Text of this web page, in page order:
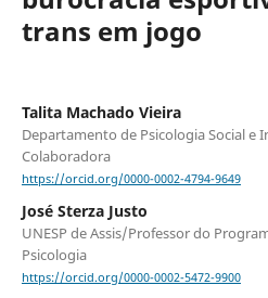
trans em jogo
Talita Machado Vieira
Departamento de Psicologia Social e
Colaboradora
https://orcid.org/0000-0002-4794-9649
José Sterza Justo
UNESP de Assis/Professor do
Psicologia
https://orcid.org/0000-0002-5472-9900